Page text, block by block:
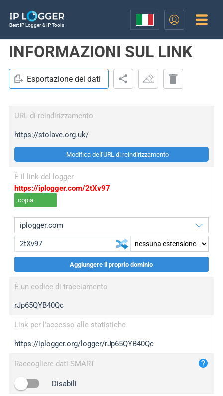
Best IP Logger & IP Tools
INFORMAZIONI SUL LINK
Esportazione dei dati
URL di reindirizzamento
https://stolave.org.uk/
Modifica dell'URL di reindirizzamento
È il link del logger
https://iplogger.com/2tXv97
copia
wl.gl
ed.tc
bc.ax
iplogger.com
maper.info
2no.co
Aggiungere il proprio dominio
È un codice di tracciamento
rJp65QYB40Qc
Link per l'accesso alle statistiche
https://iplogger.org/logger/rJp65QYB40Qc
Raccogliere dati SMART
Disabili